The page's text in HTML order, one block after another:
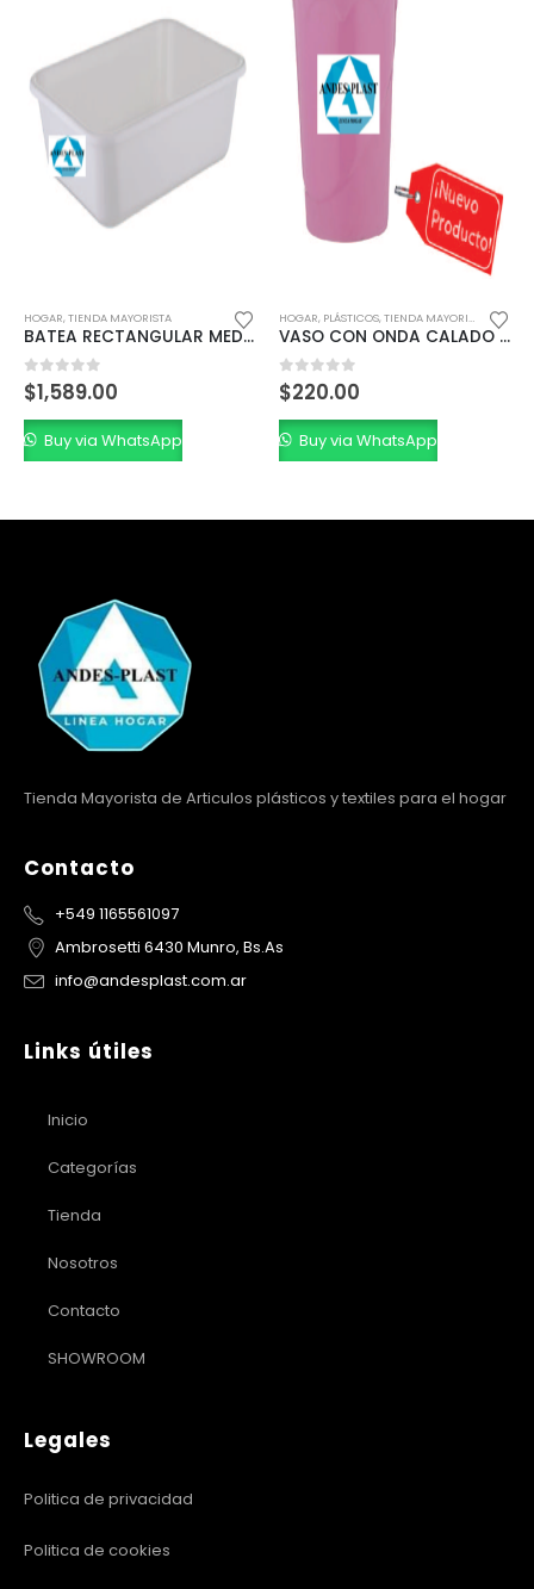
MAYORISTA
BATEA RECTANGULAR MEDIANA BLANCA
5
WhatsApp
HOGAR,PLÁSTICOS,TIENDA MAYORISTA
VASO CON ONDA CALADO 500 CC.
out of 5
220.00
Buy via WhatsApp
HOGAR,
Tienda Mayorista de Articulos plásticos y textiles para el hogar
Contacto
+549 1165561097
Ambrosetti 6430 Munro, Bs.As
info@andesplast.com.ar
Links útiles
Inicio
Categorías
Tienda
Nosotros
Contacto
SHOWROOM
Legales
Politica de privacidad
Politica de cookies